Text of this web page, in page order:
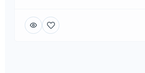
de los más pequeños disponibles.
desparasitado. Máxima calidad (pelaje,